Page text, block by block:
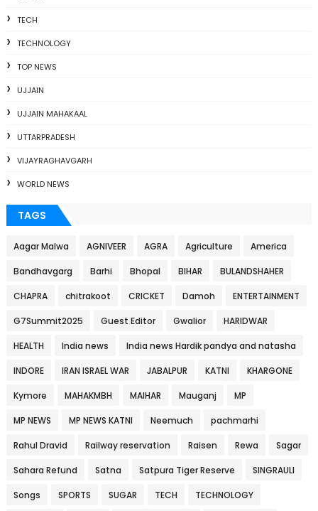
TECH
TECHNOLOGY
TOP NEWS
UJJAIN
UJJAIN MAHAKAAL
UTTARPRADESH
VIJAYRAGHAVGARH
WORLD NEWS
TAGS
Aagar Malwa AGNIVEER AGRA Agriculture America
Bandhavgarg Barhi Bhopal BIHAR BULANDSHAHER
CHAPRA chitrakoot CRICKET Damoh ENTERTAINMENT
G7Summit2025 Guest Editor Gwalior HARIDWAR
HEALTH India news India news Hardik pandya and natasha
INDORE IRAN ISRAEL WAR JABALPUR KATNI KHARGONE
Kymore MAHAKMBH MAIHAR Mauganj MP
MP NEWS MP NEWS KATNI Neemuch pachmarhi
Rahul Dravid Railway reservation Raisen Rewa Sagar
Sahara Refund Satna Satpura Tiger Reserve SINGRAULI
Songs SPORTS SUGAR TECH TECHNOLOGY